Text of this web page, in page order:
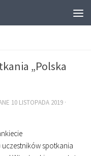
„Polska
10 LISTOPADA 2019 ·
uczestników spotkania